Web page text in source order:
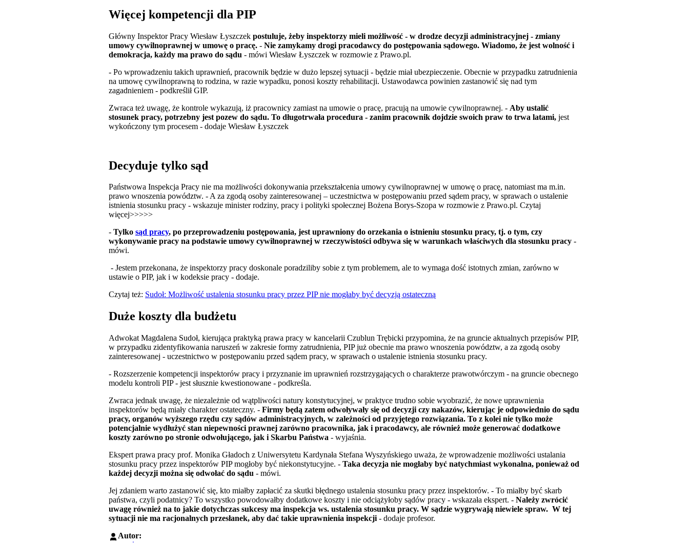
Więcej kompetencji dla PIP
Główny Inspektor Pracy Wiesław Łyszczek postuluje, żeby inspektorzy mieli możliwość - w drodze decyzji administracyjnej - zmiany
umowy cywilnoprawnej w umowę o pracę. - Nie zamykamy drogi pracodawcy do postępowania sądowego. Wiadomo, że jest wolność i
demokracja, każdy ma prawo do sądu - mówi Wiesław Łyszczek w rozmowie z Prawo.pl.
- Po wprowadzeniu takich uprawnień, pracownik będzie w dużo lepszej sytuacji - będzie miał ubezpieczenie. Obecnie w przypadku zatrudnienia
na umowę cywilnoprawną to rodzina, w razie wypadku, ponosi koszty rehabilitacji. Ustawodawca powinien zastanowić się nad tym
zagadnieniem - podkreślił GIP.
Zwraca też uwagę, że kontrole wykazują, iż pracownicy zamiast na umowie o pracę, pracują na umowie cywilnoprawnej. - Aby ustalić
stosunek pracy, potrzebny jest pozew do sądu. To długotrwała procedura - zanim pracownik dojdzie swoich praw to trwa latami, jest
wykończony tym procesem - dodaje Wiesław Łyszczek
Decyduje tylko sąd
Państwowa Inspekcja Pracy nie ma możliwości dokonywania przekształcenia umowy cywilnoprawnej w umowę o pracę, natomiast ma m.in.
prawo wnoszenia powództw. - A za zgodą osoby zainteresowanej – uczestnictwa w postępowaniu przed sądem pracy, w sprawach o ustalenie
istnienia stosunku pracy - wskazuje minister rodziny, pracy i polityki społecznej Bożena Borys-Szopa w rozmowie z Prawo.pl. Czytaj
więcej>>>>>
- Tylko sąd pracy, po przeprowadzeniu postępowania, jest uprawniony do orzekania o istnieniu stosunku pracy, tj. o tym, czy
wykonywanie pracy na podstawie umowy cywilnoprawnej w rzeczywistości odbywa się w warunkach właściwych dla stosunku pracy -
mówi.
- Jestem przekonana, że inspektorzy pracy doskonale poradziliby sobie z tym problemem, ale to wymaga dość istotnych zmian, zarówno w
ustawie o PIP, jak i w kodeksie pracy - dodaje.
Czytaj też: Sudoł: Możliwość ustalenia stosunku pracy przez PIP nie mogłaby być decyzją ostateczną
Duże koszty dla budżetu
Adwokat Magdalena Sudoł, kierująca praktyką prawa pracy w kancelarii Czublun Trębicki przypomina, że na gruncie aktualnych przepisów PIP,
w przypadku zidentyfikowania naruszeń w zakresie formy zatrudnienia, PIP już obecnie ma prawo wnoszenia powództw, a za zgodą osoby
zainteresowanej - uczestnictwo w postępowaniu przed sądem pracy, w sprawach o ustalenie istnienia stosunku pracy.
- Rozszerzenie kompetencji inspektorów pracy i przyznanie im uprawnień rozstrzygających o charakterze prawotwórczym - na gruncie obecnego
modelu kontroli PIP - jest słusznie kwestionowane - podkreśla.
Zwraca jednak uwagę, że niezależnie od wątpliwości natury konstytucyjnej, w praktyce trudno sobie wyobrazić, że nowe uprawnienia
inspektorów będą miały charakter ostateczny. - Firmy będą zatem odwoływały się od decyzji czy nakazów, kierując je odpowiednio do sądu
pracy, organów wyższego rzędu czy sądów administracyjnych, w zależności od przyjętego rozwiązania. To z kolei nie tylko może
potencjalnie wydłużyć stan niepewności prawnej zarówno pracownika, jak i pracodawcy, ale również może generować dodatkowe
koszty zarówno po stronie odwołującego, jak i Skarbu Państwa - wyjaśnia.
Ekspert prawa pracy prof. Monika Gładoch z Uniwersytetu Kardynała Stefana Wyszyńskiego uważa, że wprowadzenie możliwości ustalania
stosunku pracy przez inspektorów PIP mogłoby być niekonstytucyjne. - Taka decyzja nie mogłaby być natychmiast wykonalna, ponieważ od
każdej decyzji można się odwołać do sądu - mówi.
Jej zdaniem warto zastanowić się, kto miałby zapłacić za skutki błędnego ustalenia stosunku pracy przez inspektorów. - To miałby być skarb
państwa, czyli podatnicy? To wszystko powodowałby dodatkowe koszty i nie odciążyłoby sądów pracy - wskazała ekspert. - Należy zwrócić
uwagę również na to jakie dotychczas sukcesy ma inspekcja ws. ustalenia stosunku pracy. W sądzie wygrywają niewiele spraw. W tej
sytuacji nie ma racjonalnych przesłanek, aby dać takie uprawnienia inspekcji - dodaje profesor.
Autor: